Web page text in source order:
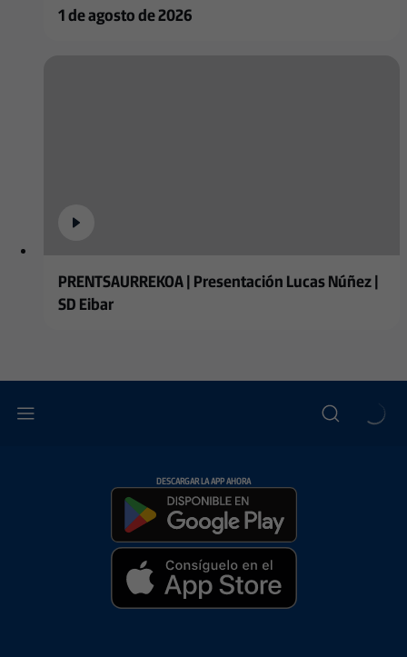
1 de agosto de 2026
PRENTSAURREKOA | Presentación Lucas Núñez |
SD Eibar
DESCARGAR LA APP AHORA